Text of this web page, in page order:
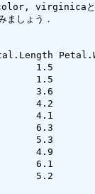
virginicaという
ましょう．
1.5
1.5
3.6
4.2
4.1
6.3
5.3
4.9
6.1
5.2